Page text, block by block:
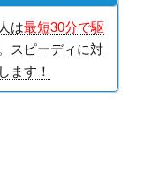
は最短30分で駆
。スピーディに対
ます！